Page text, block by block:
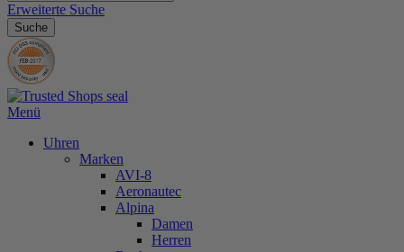
Erweiterte Suche
Suche
Menü
Uhren
Marken
AVI-8
Aeronautec
Alpina
Damen
Herren